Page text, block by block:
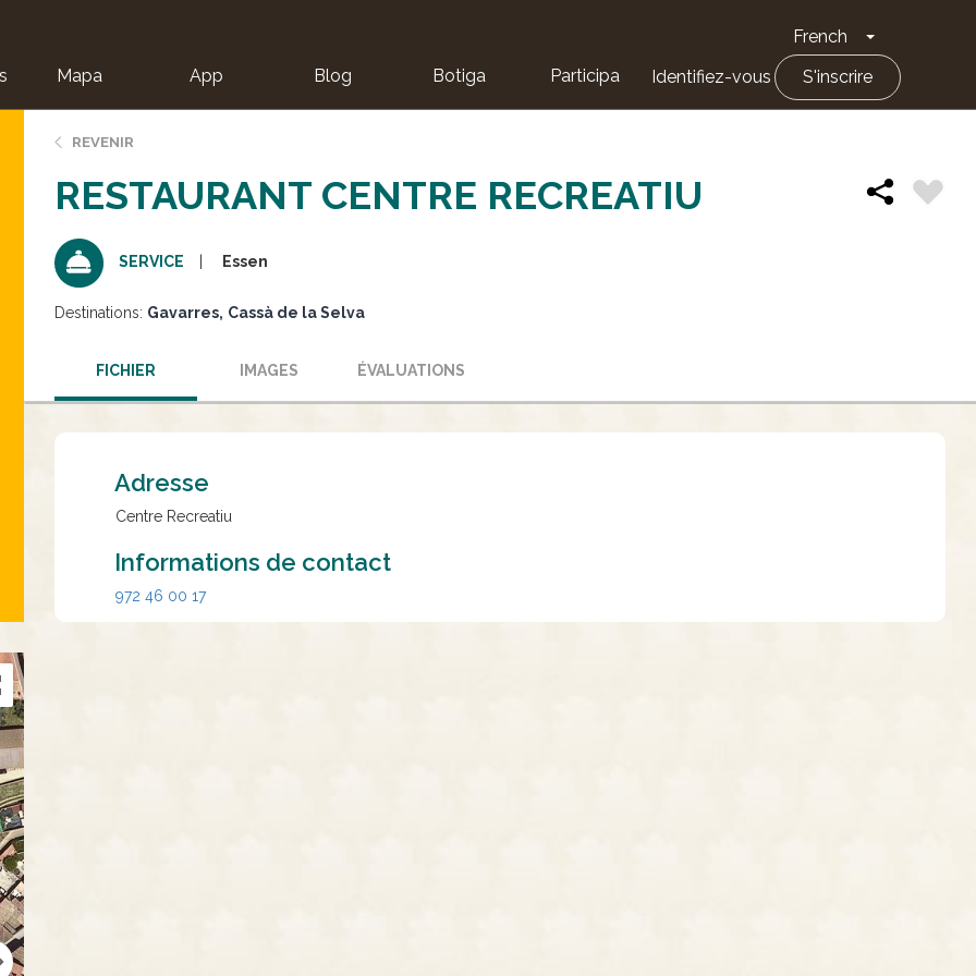
French Toggle
Mapa App Blog Botiga Participa Identifiez-vous S'inscrire
REVENIR
RESTAURANT CENTRE RECREATIU
SERVICE Essen
Destinations: Gavarres Cassà de la Selva
FICHIER IMAGES ÉVALUATIONS
Adresse
Centre Recreatiu
Informations de contact
972 46 00 17